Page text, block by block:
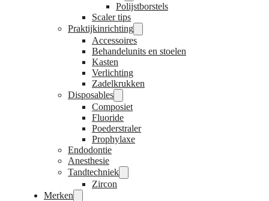
Polijstborstels
Scaler tips
Praktijkinrichting
Accessoires
Behandelunits en stoelen
Kasten
Verlichting
Zadelkrukken
Disposables
Composiet
Fluoride
Poederstraler
Prophylaxe
Endodontie
Anesthesie
Tandtechniek
Zircon
Merken